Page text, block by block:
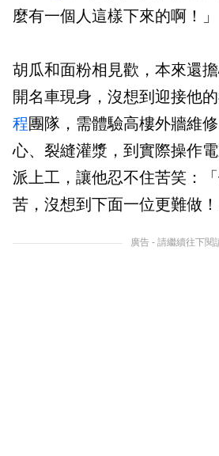
麼有一個人這樣下來的啊！」
胡瓜和面粉相見歡，本來還
開名車現身，沒想到迎接他
程團隊，需體驗高樓外牆維
心、裂縫灌漿，到實際操作
派上工，讓他忍不住苦笑：
苦，沒想到下面一位更難做！
廣告 - 請繼續往下閱